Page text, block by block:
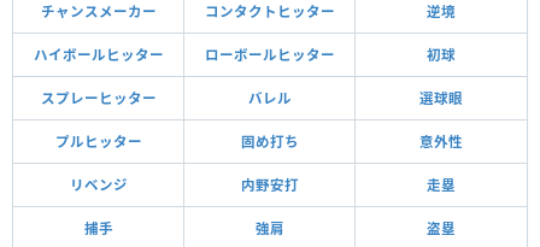
チャンスメーカー コンタクトヒッター 逆境
ハイボールヒッター ローボールヒッター 初球
スプレーヒッター バレル 選球眼
プルヒッター 固め打ち 意外性
リベンジ 内野安打 走塁
捕手 強肩 盗塁